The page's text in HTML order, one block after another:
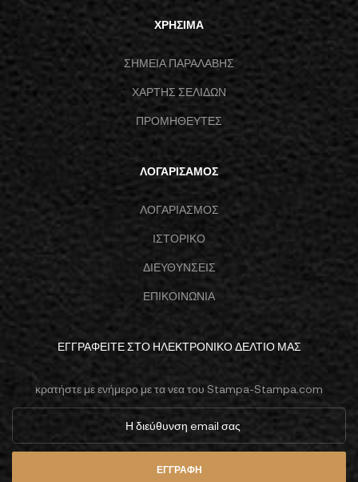
ΧΡΗΣΙΜΑ
ΣΗΜΕΙΑ ΠΑΡΑΛΑΒΗΣ
ΧΑΡΤΗΣ ΣΕΛΙΔΩΝ
ΠΡΟΜΗΘΕΥΤΕΣ
ΛΟΓΑΡΙΣΑΜΟΣ
ΛΟΓΑΡΙΑΣΜΟΣ
ΙΣΤΟΡΙΚΟ
ΔΙΕΥΘΥΝΣΕΙΣ
ΕΠΙΚΟΙΝΩΝΙΑ
ΕΓΓΡΑΦΕΊΤΕ ΣΤΟ ΗΛΕΚΤΡΟΝΙΚΟ ΔΕΛΤΊΟ ΜΑΣ
κρατήστε με ενήμερο με τα νεα του Stampa-Stampa.com
ΕΓΓΡΑΦΉ